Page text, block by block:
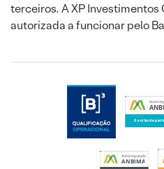
terceiros. A XP Investimentos
autorizada a funcionar pelo